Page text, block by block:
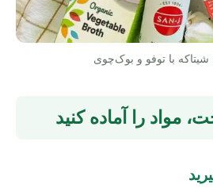
با توفو و بوک‌چوی
مواد را آماده کنید